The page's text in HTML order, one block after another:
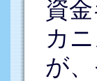
資
カ
が